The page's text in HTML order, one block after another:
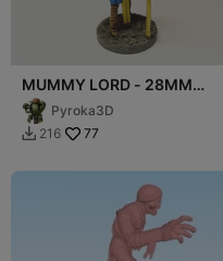
MUMMY LORD - 28MM
D&D MINIATURE
Pyroka3D
 216 77